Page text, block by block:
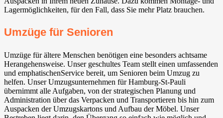
Lagermöglichkeiten, für den Fall, dass Sie mehr Platz brauchen.
Umzüge für Senioren
Umzüge für ältere Menschen benötigen eine besonders achtsame
Herangehensweise. Unser geschultes Team stellt einen umfassenden
und emphatischenService bereit, um Senioren beim Umzug zu
helfen. Unser Umzugsunternehmen für Hamburg-St-Pauli
übernimmt alle Aufgaben, von der strategischen Planung und
Administration über das Verpacken und Transportieren bis hin zum
Auspacken der Umzugskartons und Aufbau der Möbel. Unser